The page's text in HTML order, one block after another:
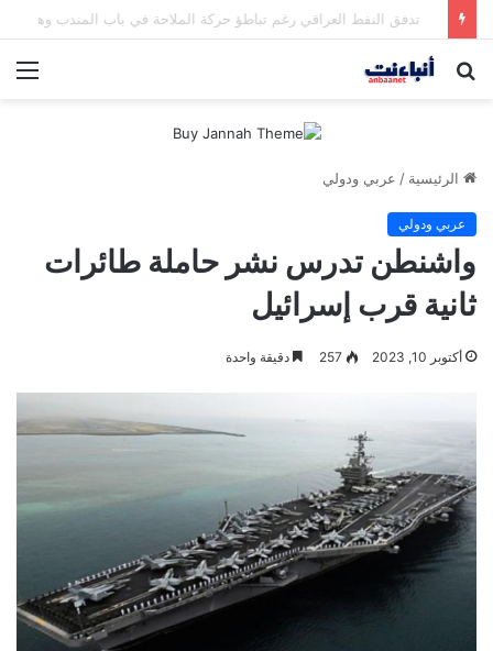
مقتل شخصين وإصابة 5 في إطلاق نار بمهرجان بمدينة سياتل الأميركية
بحث
الرئيسية / عربي ودولي
عربي ودولي
واشنطن تدرس نشر حاملة طائرات
ثانية قرب إسرائيل
أكتوبر 10, 2023 257 دقيقة واحدة